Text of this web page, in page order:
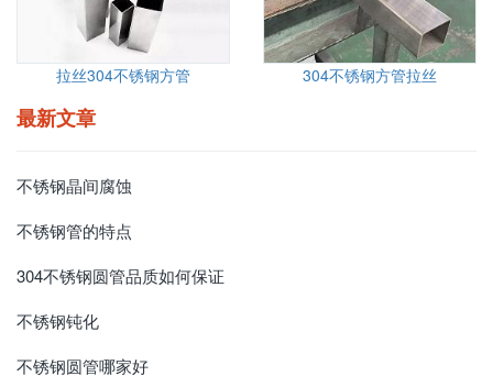
拉丝304不锈钢方管 304不锈钢方管拉丝
最新文章
不锈钢晶间腐蚀
不锈钢管的特点
304不锈钢圆管品质如何保证
不锈钢钝化
不锈钢圆管哪家好